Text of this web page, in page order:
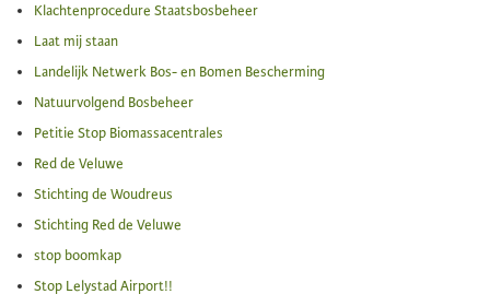
Klachtenprocedure Staatsbosbeheer
Laat mij staan
Landelijk Netwerk Bos- en Bomen Bescherming
Natuurvolgend Bosbeheer
Petitie Stop Biomassacentrales
Red de Veluwe
Stichting de Woudreus
Stichting Red de Veluwe
stop boomkap
Stop Lelystad Airport!!